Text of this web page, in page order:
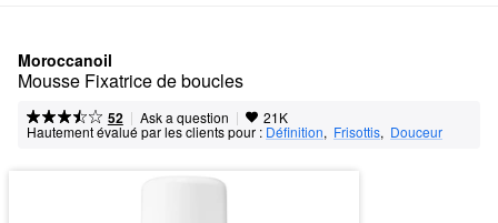
Moroccanoil
Mousse Fixatrice de boucles
52 | Ask a question | 21K
Hautement évalué par les clients pour : Définition, Frisottis, Douceur